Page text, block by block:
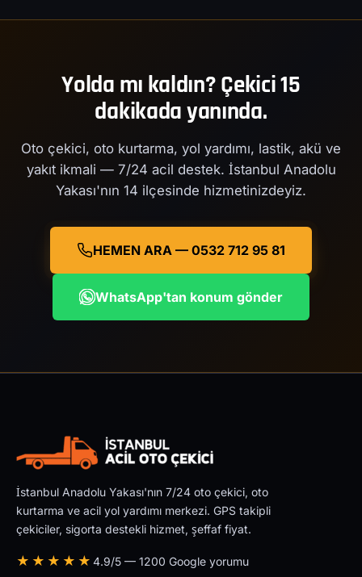
Yolda mı kaldın? Çekici 15
dakikada yanında.
Oto çekici, oto kurtarma, yol yardımı, lastik, akü ve
yakıt ikmali — 7/24 acil destek. İstanbul Anadolu
Yakası'nın 14 ilçesinde hizmetinizdeyiz.
HEMEN ARA — 0532 712 95 81
WhatsApp'tan konum gönder
İstanbul Anadolu Yakası'nın 7/24 oto çekici, oto
kurtarma ve acil yol yardımı merkezi. GPS takipli
çekiciler, sigorta destekli hizmet, şeffaf fiyat.
★★★★★ 4.9/5 — 1200 Google yorumu